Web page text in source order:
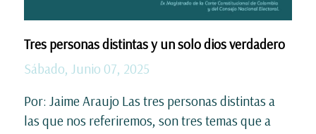
Tres personas distintas y un solo dios verdadero
Sábado, Junio 07, 2025
Por: Jaime Araujo Las tres personas distintas a
las que nos referiremos, son tres temas que a